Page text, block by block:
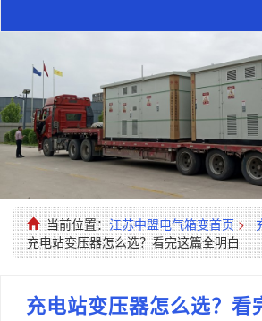
当前位置：江苏中盟电气箱变首页 >
充电站变压器怎么选？看完这篇全明白
充电站变压器怎么选？看